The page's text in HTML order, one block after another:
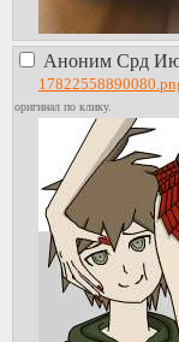
Аноним Срд
оригинал по клику.